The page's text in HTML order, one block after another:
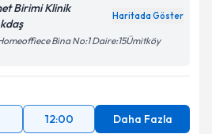
Birimi Klinik
Haritada Göster
Bina No:1 Daire:15Ümitköy
12:00 Daha Fazla